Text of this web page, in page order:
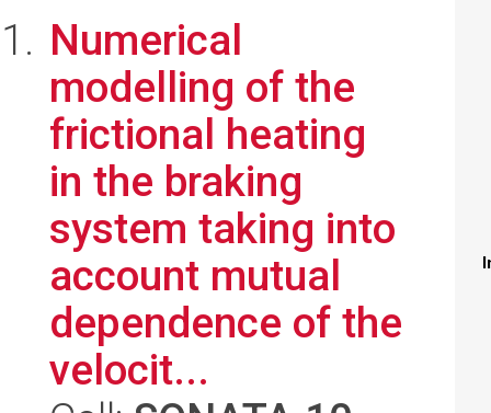
Numerical
modelling of the
frictional heating
in the braking
system taking into
account mutual
dependence of the
velocit...